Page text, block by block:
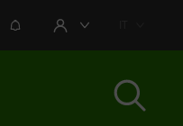
NOTIFICHEAREA UTENTE